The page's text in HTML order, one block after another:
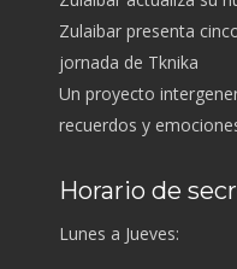
Zulaibar presenta
jornada de Tknika
Un proyecto
recuerdos y
Horario de
Lunes a Jueves: